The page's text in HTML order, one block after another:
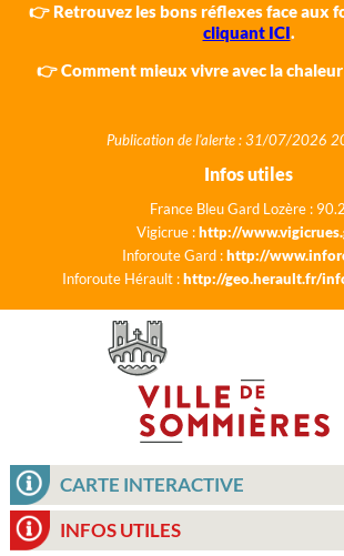
👉 Retrouvez les bons réflexes face aux
cliquant ICI.
👉 Comment mieux vivre avec la chaleur
Publication de l'alerte : 31/07/2026
Infos utiles
France Bleu Gard Lozère :
Vigicrue :http://
Inforoute Gard :http://
Inforoute Hérault :http://geo.herault.fr/
CARTE INTERACTIVE
INFOS UTILES